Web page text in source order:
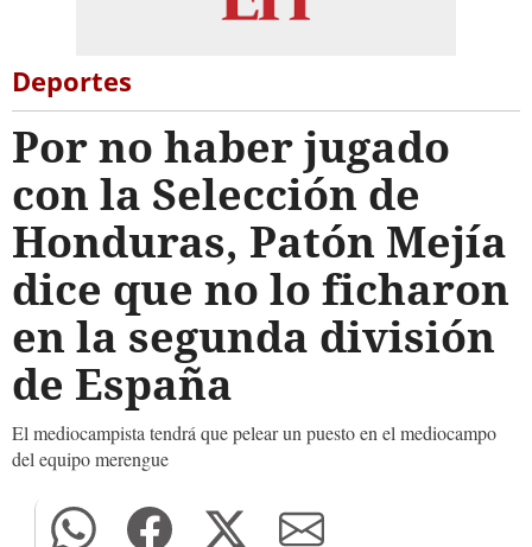
Deportes
Por no haber jugado
con la Selección de
Honduras, Patón Mejía
dice que no lo ficharon
en la segunda división
de España
El mediocampista tendrá que pelear un puesto en el mediocampo
del equipo merengue